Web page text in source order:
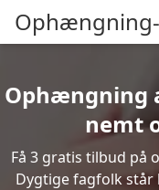
Ophængning
nemt
Få 3 gratis tilbud på
Dygtige fagfolk